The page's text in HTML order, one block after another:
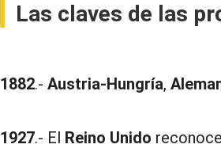
Las claves de las
1882.- Austria-Hungría,
1927.- El Reino Unido